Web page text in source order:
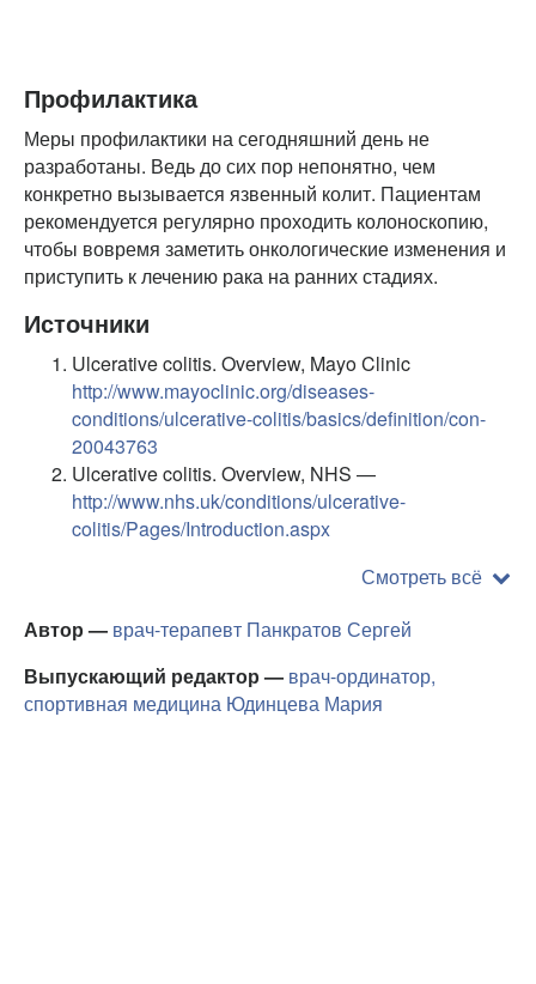
Профилактика
Меры профилактики на сегодняшний день не
разработаны. Ведь до сих пор непонятно, чем
конкретно вызывается язвенный колит. Пациентам
рекомендуется регулярно проходить колоноскопию,
чтобы вовремя заметить онкологические изменения и
приступить к лечению рака на ранних стадиях.
Источники
Ulcerative colitis. Overview, Mayo Clinic
http://www.mayoclinic.org/diseases-
conditions/ulcerative-colitis/basics/definition/con-
20043763
Ulcerative colitis. Overview, NHS —
http://www.nhs.uk/conditions/ulcerative-
colitis/Pages/Introduction.aspx
Смотреть всё
Автор — врач-терапевт Панкратов Сергей
Выпускающий редактор — врач-ординатор,
спортивная медицина Юдинцева Мария